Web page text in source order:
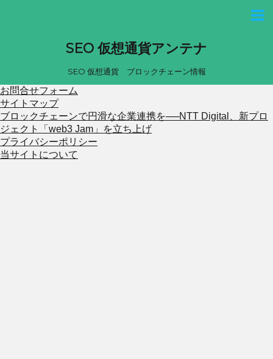
SEO 仮想通貨アンテナ
SEO 仮想通貨 ブロックチェーン情報
お問合せフォーム
サイトマップ
ブロックチェーンで円滑な企業連携を──NTT Digital、新プロ
ジェクト「web3 Jam」を立ち上げ
プライバシーポリシー
当サイトについて